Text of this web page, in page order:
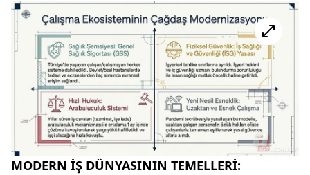
MODERN İŞ DÜNYASININ TEMELLERİ: